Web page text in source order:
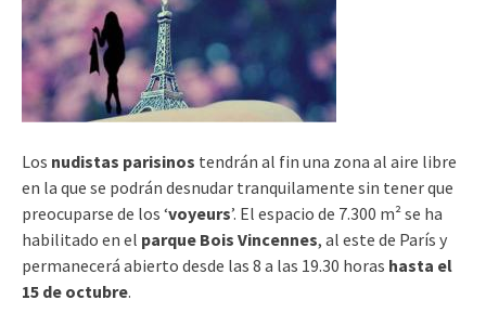
Los nudistas parisinos tendrán al fin una zona al aire libre
en la que se podrán desnudar tranquilamente sin tener que
preocuparse de los ‘voyeurs’. El espacio de 7.300 m² se ha
habilitado en el parque Bois Vincennes, al este de París y
permanecerá abierto desde las 8 a las 19.30 horas hasta el
15 de octubre.